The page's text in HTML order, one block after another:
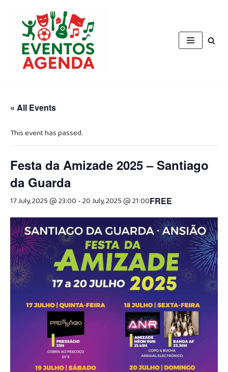
content
« All Events
This event has passed.
Festa da Amizade 2025 – Santiago
da Guarda
17 July, 2025 @ 23:00-20 July, 2025 @ 21:00FREE